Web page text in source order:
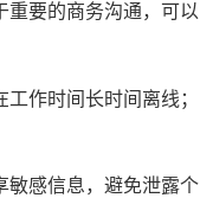
要的商务沟通，可以
作时间长时间离线；
敏感信息，避免泄露个